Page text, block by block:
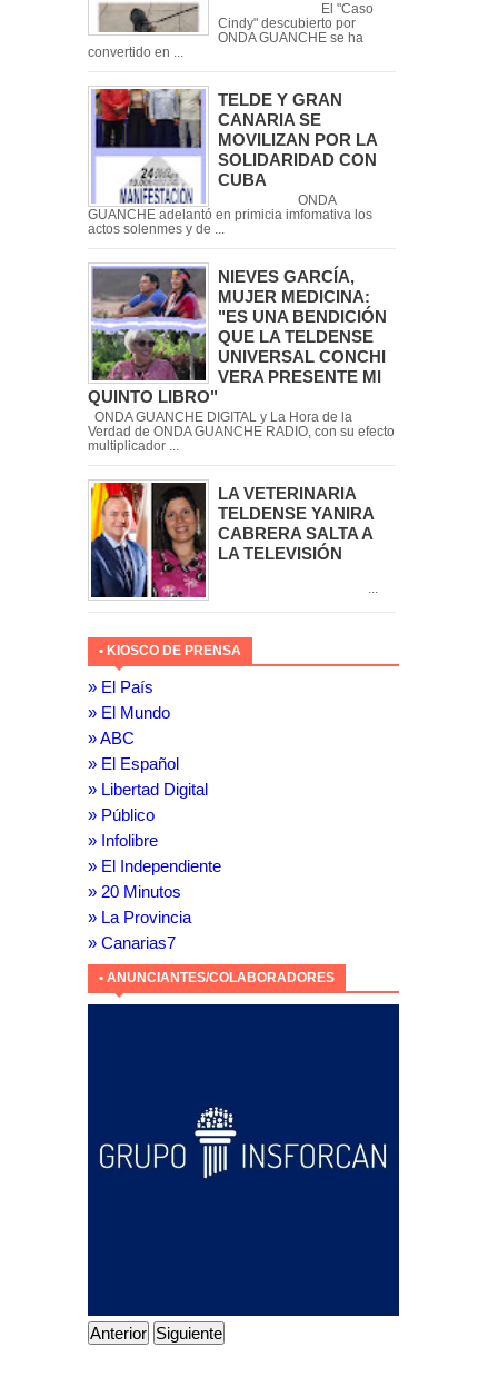
El "Caso
Cindy" descubierto por
ONDA GUANCHE se ha
convertido en ...
TELDE Y GRAN
CANARIA SE
MOVILIZAN POR LA
SOLIDARIDAD CON
CUBA
ONDA
GUANCHE adelantó en primicia imfomativa los
actos solenmes y de ...
NIEVES GARCÍA,
MUJER MEDICINA:
"ES UNA BENDICIÓN
QUE LA TELDENSE
UNIVERSAL CONCHI
VERA PRESENTE MI
QUINTO LIBRO"
ONDA GUANCHE DIGITAL y La Hora de la
Verdad de ONDA GUANCHE RADIO, con su efecto
multiplicador ...
LA VETERINARIA
TELDENSE YANIRA
CABRERA SALTA A
LA TELEVISIÓN
• KIOSCO DE PRENSA
» El País
» El Mundo
» ABC
» El Español
» Libertad Digital
» Público
» Infolibre
» El Independiente
» 20 Minutos
» La Provincia
» Canarias7
• ANUNCIANTES/COLABORADORES
Anterior Siguiente